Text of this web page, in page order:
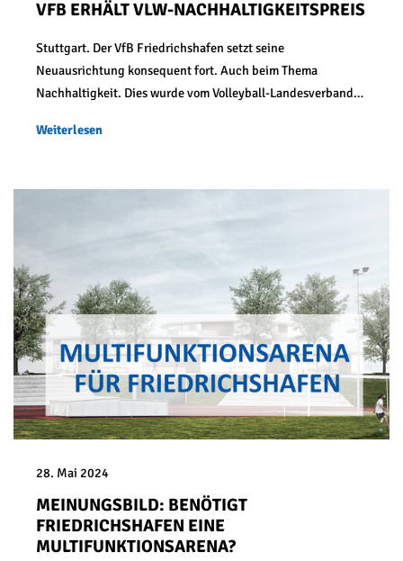
VFB ERHÄLT VLW-NACHHALTIGKEITSPREIS
Stuttgart. Der VfB Friedrichshafen setzt seine
Neuausrichtung konsequent fort. Auch beim Thema
Nachhaltigkeit. Dies wurde vom Volleyball-Landesverband…
Weiterlesen
28. Mai 2024
MEINUNGSBILD: BENÖTIGT
FRIEDRICHSHAFEN EINE
MULTIFUNKTIONSARENA?